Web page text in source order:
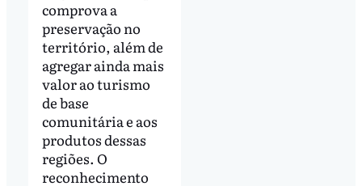
comprova a
preservação no
território, além de
agregar ainda mais
valor ao turismo
de base
comunitária e aos
produtos dessas
regiões. O
reconhecimento